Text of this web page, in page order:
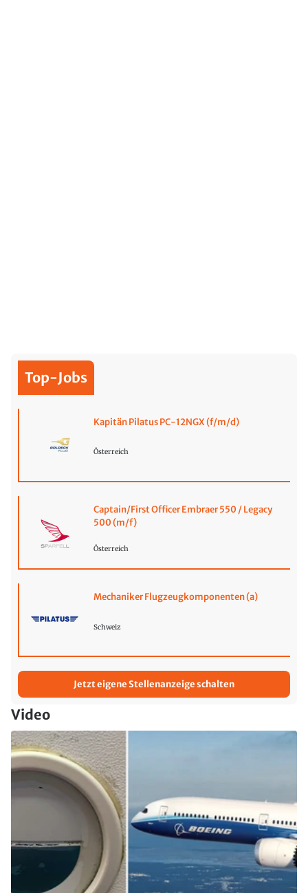
Top-Jobs
Kapitän Pilatus PC-12NGX (f/m/d)
Österreich
Captain/First Officer Embraer 550 / Legacy
500 (m/f)
Österreich
Mechaniker Flugzeugkomponenten (a)
Schweiz
Jetzt eigene Stellenanzeige schalten
Video